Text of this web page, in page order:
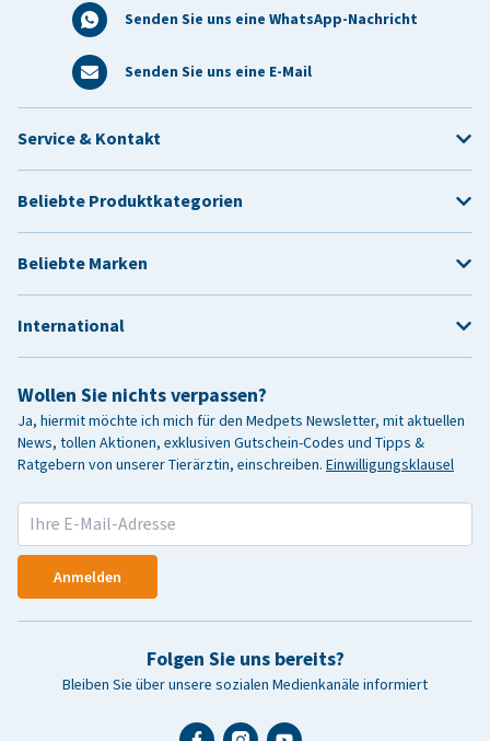
Senden Sie uns eine WhatsApp-Nachricht
Senden Sie uns eine E-Mail
Wollen Sie nichts verpassen?
Ja, hiermit möchte ich mich für den Medpets Newsletter, mit aktuellen
News, tollen Aktionen, exklusiven Gutschein-Codes und Tipps &
Ratgebern von unserer Tierärztin, einschreiben. Einwilligungsklausel
Anmelden
Folgen Sie uns bereits?
Bleiben Sie über unsere sozialen Medienkanäle informiert
Service & Kontakt
Beliebte Produktkategorien
Beliebte Marken
International